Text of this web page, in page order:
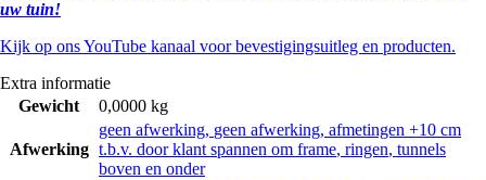
uw tuin!
Kijk op ons YouTube kanaal voor bevestigingsuitleg en producten.
Extra informatie
Gewicht
0,0000 kg
Afwerking
geen afwerking, geen afwerking, afmetingen +10 cm
t.b.v. door klant spannen om frame, ringen, tunnels
boven en onder